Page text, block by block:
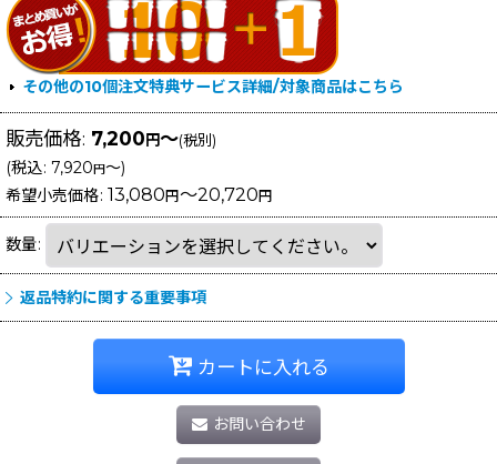
その他の10個注文特典サービス詳細/対象商品はこちら
販売価格: 7,200円～(税別)
(税込: 7,920円～)
希望小売価格: 13,080 円 ～20,720 円
数量:
返品特約に関する重要事項
カートに入れる
お問い合わせ